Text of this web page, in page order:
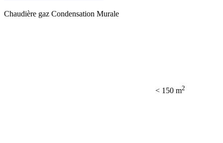
Chaudière gaz Condensation Murale
< 150 m2